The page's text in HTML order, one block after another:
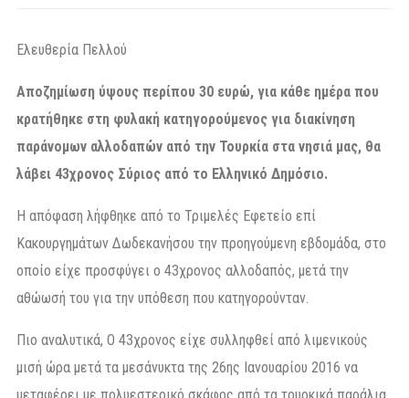
Ελευθερία Πελλού
Αποζημίωση ύψους περίπου 30 ευρώ, για κάθε ημέρα που
κρατήθηκε στη φυλακή κατηγορούμενος για διακίνηση
παράνομων αλλοδαπών από την Τουρκία στα νησιά μας, θα
λάβει 43χρονος Σύριος από το Ελληνικό Δημόσιο.
Η απόφαση λήφθηκε από το Τριμελές Εφετείο επί
Κακουργημάτων Δωδεκανήσου την προηγούμενη εβδομάδα, στο
οποίο είχε προσφύγει ο 43χρονος αλλοδαπός, μετά την
αθώωσή του για την υπόθεση που κατηγορούνταν.
Πιο αναλυτικά, Ο 43χρονος είχε συλληφθεί από λιμενικούς
μισή ώρα μετά τα μεσάνυκτα της 26ης Ιανουαρίου 2016 να